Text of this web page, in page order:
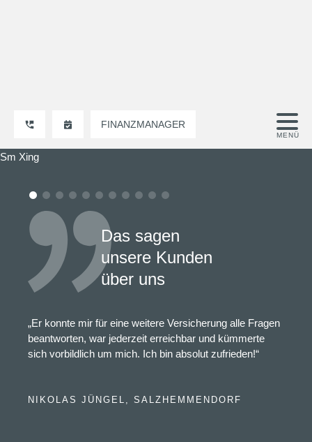
FINANZMANAGER
Sm Xing
Das sagen
unsere Kunden
über uns
„Er konnte mir für eine weitere Versicherung alle Fragen
beantworten, war jederzeit erreichbar und kümmerte
sich vorbildlich um mich. Ich bin absolut zufrieden!“
NIKOLAS JÜNGEL, SALZHEMMENDORF